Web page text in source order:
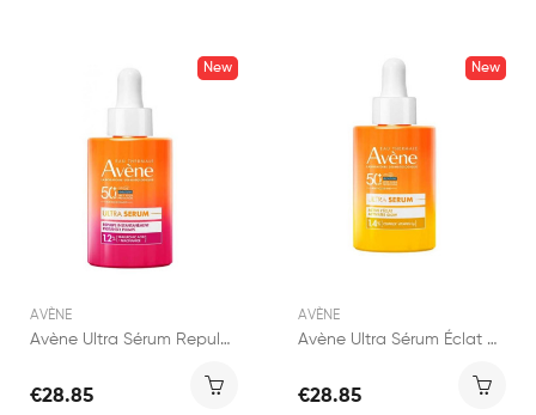
New
AVÈNE
Avène Ultra Sérum Repulpant SPF50+ 30ml
€28.85
New
AVÈNE
Avène Ultra Sérum Éclat SPF50+ 30ml
€28.85